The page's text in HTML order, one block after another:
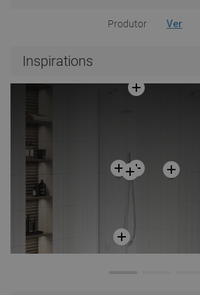
Produtor Ver
Inspirations